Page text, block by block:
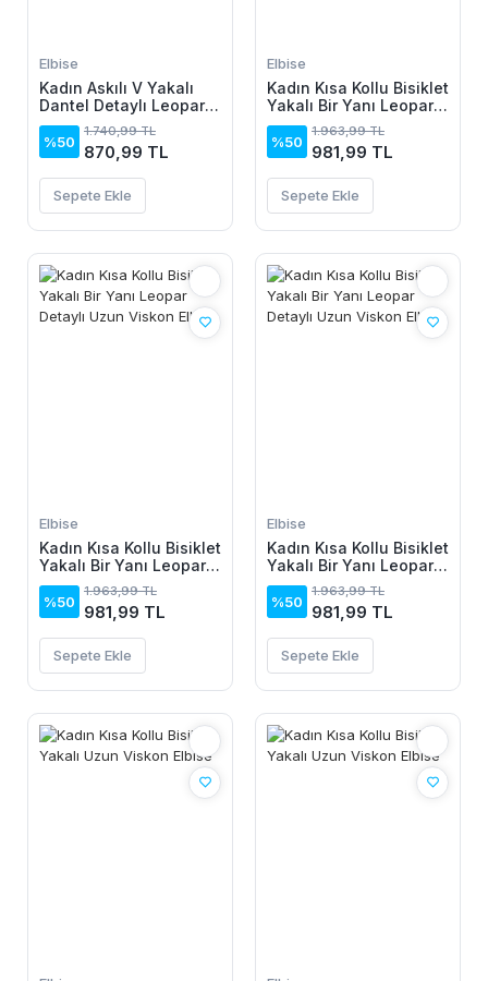
Elbise
Kadın Askılı V Yakalı
Dantel Detaylı Leopar
Desenli Süprem Atlet
Ve şort Ikili Takım
%50
1.740,99 TL
870,99 TL
Sepete Ekle
Elbise
Kadın Kısa Kollu Bisiklet
Yakalı Bir Yanı Leopar
Detaylı Uzun Viskon
Elbise
%50
1.963,99 TL
981,99 TL
Sepete Ekle
Elbise
Kadın Kısa Kollu Bisiklet
Yakalı Bir Yanı Leopar
Detaylı Uzun Viskon
Elbise
%50
1.963,99 TL
981,99 TL
Sepete Ekle
Elbise
Kadın Kısa Kollu Bisiklet
Yakalı Bir Yanı Leopar
Detaylı Uzun Viskon
Elbise
%50
1.963,99 TL
981,99 TL
Sepete Ekle